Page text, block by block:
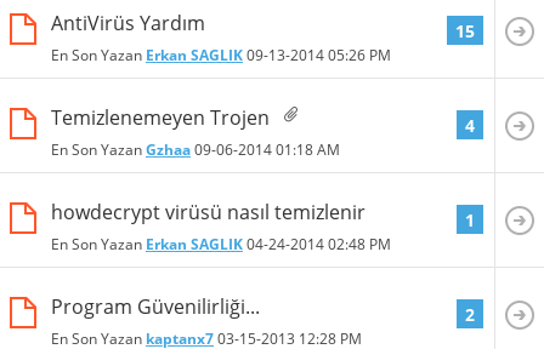
AntiVirüs Yardım
En Son Yazan Erkan SAGLIK09-13-201405:26 PM
15
Temizlenemeyen Trojen
En Son YazanGzhaa09-06-201401:18 AM
4
howdecrypt virüsü nasıl temizlenir
En Son Yazan Erkan SAGLIK04-24-201402:48 PM
1
Program Güvenilirliği...
En Son Yazan kaptanx703-15-2013 12:28 PM
2